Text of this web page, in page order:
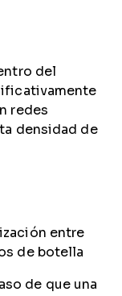
del
redes
densidad de
entre
de botella
de que una